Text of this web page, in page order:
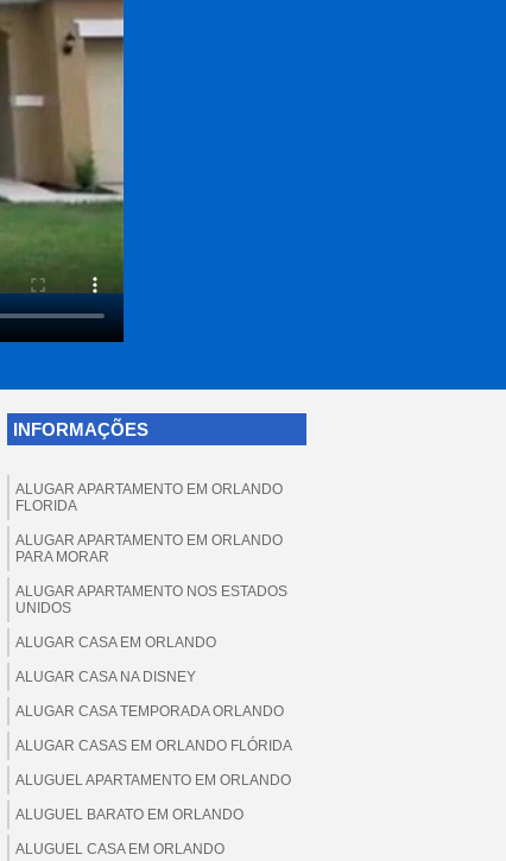
INFORMAÇÕES
ALUGAR APARTAMENTO EM ORLANDO
FLORIDA
ALUGAR APARTAMENTO EM ORLANDO
PARA MORAR
ALUGAR APARTAMENTO NOS ESTADOS
UNIDOS
ALUGAR CASA EM ORLANDO
ALUGAR CASA NA DISNEY
ALUGAR CASA TEMPORADA ORLANDO
ALUGAR CASAS EM ORLANDO FLÓRIDA
ALUGUEL APARTAMENTO EM ORLANDO
ALUGUEL BARATO EM ORLANDO
ALUGUEL CASA EM ORLANDO